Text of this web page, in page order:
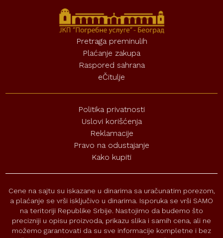
Pretraga preminulih
Plaćanje zakupa
Raspored sahrana
eČitulje
Politika privatnosti
Uslovi korišćenja
Reklamacije
Pravo na odustajanje
Kako kupiti
Cene na sajtu su iskazane u dinarima sa uračunatim porezom,
a plaćanje se vrši isključivo u dinarima. Isporuka se vrši SAMO
na teritoriji Republike Srbije. Nastojimo da budemo što
precizniji u opisu proizvoda, prikazu slika i samih cena, ali ne
možemo garantovati da su sve informacije kompletne i bez